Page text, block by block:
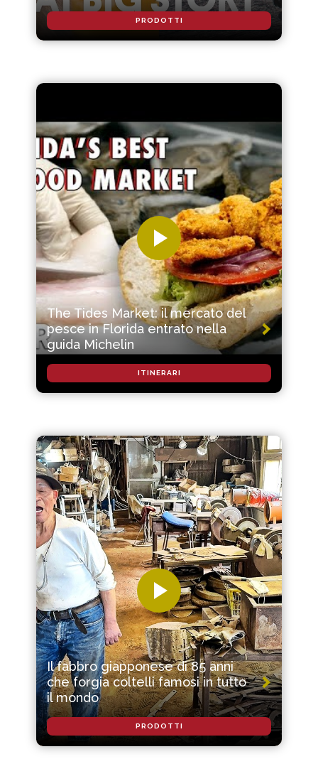
PRODOTTI
The Tides Market: il mercato del
pesce in Florida entrato nella
guida Michelin
ITINERARI
Il fabbro giapponese di 85 anni
che forgia coltelli famosi in tutto
il mondo
PRODOTTI